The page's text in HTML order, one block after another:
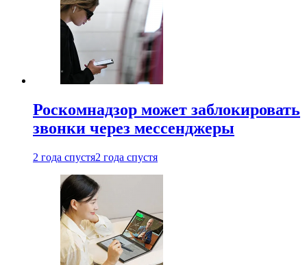
Роскомнадзор может заблокировать
звонки через мессенджеры
2 года спустя2 года спустя